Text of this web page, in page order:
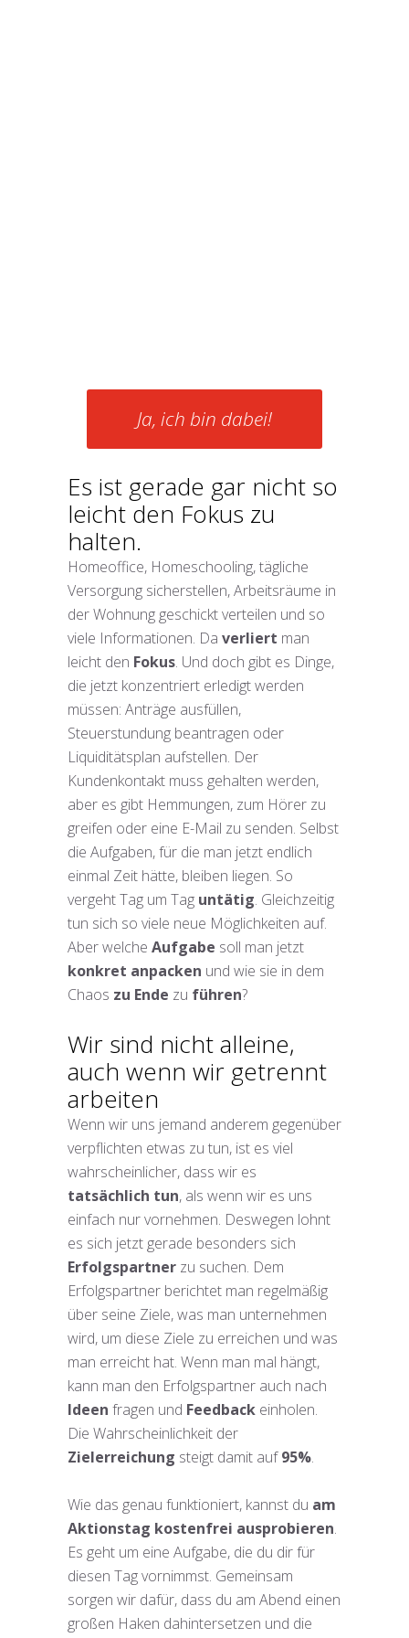
Ja, ich bin dabei!
Es ist gerade gar nicht so
leicht den Fokus zu
halten.
Homeoffice, Homeschooling, tägliche
Versorgung sicherstellen, Arbeitsräume in
der Wohnung geschickt verteilen und so
viele Informationen. Da verliert man
leicht den Fokus. Und doch gibt es Dinge,
die jetzt konzentriert erledigt werden
müssen: Anträge ausfüllen,
Steuerstundung beantragen oder
Liquiditätsplan aufstellen. Der
Kundenkontakt muss gehalten werden,
aber es gibt Hemmungen, zum Hörer zu
greifen oder eine E-Mail zu senden. Selbst
die Aufgaben, für die man jetzt endlich
einmal Zeit hätte, bleiben liegen. So
vergeht Tag um Tag untätig. Gleichzeitig
tun sich so viele neue Möglichkeiten auf.
Aber welche Aufgabe soll man jetzt
konkret anpacken und wie sie in dem
Chaos zu Ende zu führen?
Wir sind nicht alleine,
auch wenn wir getrennt
arbeiten
Wenn wir uns jemand anderem gegenüber
verpflichten etwas zu tun, ist es viel
wahrscheinlicher, dass wir es
tatsächlich tun, als wenn wir es uns
einfach nur vornehmen. Deswegen lohnt
es sich jetzt gerade besonders sich
Erfolgspartner zu suchen. Dem
Erfolgspartner berichtet man regelmäßig
über seine Ziele, was man unternehmen
wird, um diese Ziele zu erreichen und was
man erreicht hat. Wenn man mal hängt,
kann man den Erfolgspartner auch nach
Ideen fragen und Feedback einholen.
Die Wahrscheinlichkeit der
Zielerreichung steigt damit auf95%.
Wie das genau funktioniert, kannst du am
Aktionstag kostenfrei ausprobieren.
Es geht um eine Aufgabe, die du dir für
diesen Tag vornimmst. Gemeinsam
sorgen wir dafür, dass du am Abend einen
großen Haken dahintersetzen und die